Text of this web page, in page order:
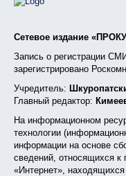
Сетевое издание
Запись о регистрации
зарегистрировано
Учредитель:
Главный редактор:
На информационном
технологии
информации на основе
сведений, относящихся к
«Интернет», находящихся